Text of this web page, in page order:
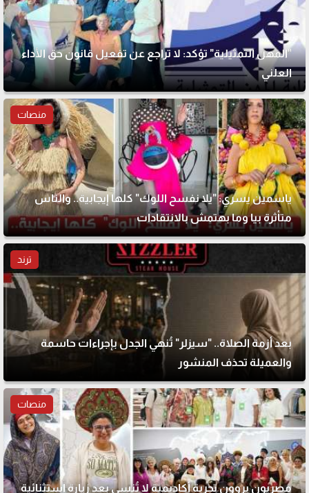
"المهن التمثيلية" تؤكد: لا تراجع عن تفعيل قانون حق الأداء
العلني
منصات
ياسمين يسري: "يلا نفسح اللوك" كلها إيجابية.. والناس
متأثرة بيا وما بهتمش بالانتقادات
ترند
بعد أزمة الصلاة.. "سيزلر" تُنهي الجدل بإجراءات حاسمة
والعميلة تحذف المنشور
منصات
مصريون يروون تجربة أكاديمية لا تُنسى بعد زيارة استثنائية